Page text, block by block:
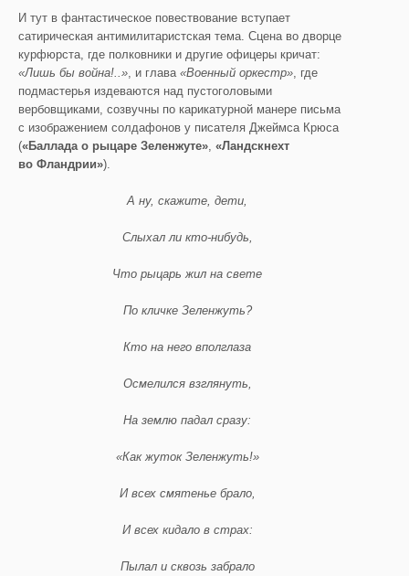
И тут в фантастическое повествование вступает
сатирическая антимилитаристская тема. Сцена во дворце
курфюрста, где полковники и другие офицеры кричат:
«Лишь бы война!..», и глава «Военный оркестр», где
подмастерья издеваются над пустоголовыми
вербовщиками, созвучны по карикатурной манере письма
с изображением солдафонов у писателя Джеймса Крюса
(«Баллада о рыцаре Зеленжуте», «Ландскнехт
во Фландрии»).
А ну, скажите, дети,
Слыхал ли кто-нибудь,
Что рыцарь жил на свете
По кличке Зеленжуть?
Кто на него вполглаза
Осмелился взглянуть,
На землю падал сразу:
«Как жуток Зеленжуть!»
И всех смятенье брало,
И всех кидало в страх:
Пылал и сквозь забрало